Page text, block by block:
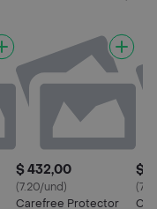
$ 432,00
(7.20/und)
Carefree Protector
$